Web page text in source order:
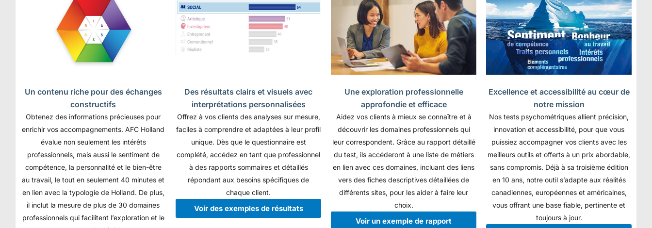
Un contenu riche pour des échanges
constructifs
Obtenez des informations précieuses pour
enrichir vos accompagnements. AFC Holland
évalue non seulement les intérêts
professionnels, mais aussi le sentiment de
compétence, la personnalité et le bien-être
au travail, le tout en seulement 40 minutes et
en lien avec la typologie de Holland. De plus,
il inclut la mesure de plus de 30 domaines
professionnels qui facilitent l’exploration et le
Des résultats clairs et visuels avec
interprétations personnalisées
Offrez à vos clients des analyses sur mesure,
faciles à comprendre et adaptées à leur profil
unique. Dès que le questionnaire est
complété, accédez en tant que professionnel
à des rapports sommaires et détaillés
répondant aux besoins spécifiques de
chaque client.
Voir des exemples de résultats
Une exploration professionnelle
approfondie et efficace
Aidez vos clients à mieux se connaître et à
découvrir les domaines professionnels qui
leur correspondent. Grâce au rapport détaillé
du test, ils accéderont à une liste de métiers
en lien avec ces domaines, incluant des liens
vers des fiches descriptives détaillées de
différents sites, pour les aider à faire leur
choix.
Voir un exemple de rapport
Excellence et accessibilité au cœur de
notre mission
Nos tests psychométriques allient précision,
innovation et accessibilité, pour que vous
puissiez accompagner vos clients avec les
meilleurs outils et offerts à un prix abordable,
sans compromis. Déjà à sa troisième édition
en 10 ans, notre outil s’adapte aux réalités
canadiennes, européennes et américaines,
vous offrant une base fiable, pertinente et
toujours à jour.